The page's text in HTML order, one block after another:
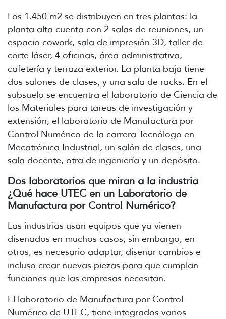
Los 1.450 m2 se distribuyen en tres plantas: la
planta alta cuenta con 2 salas de reuniones, un
espacio cowork, sala de impresión 3D, taller de
corte láser, 4 oficinas, área administrativa,
cafetería y terraza exterior. La planta baja tiene
dos salones de clases, y una sala de racks. En el
subsuelo se encuentra el laboratorio de Ciencia de
los Materiales para tareas de investigación y
extensión, el laboratorio de Manufactura por
Control Numérico de la carrera Tecnólogo en
Mecatrónica Industrial, un salón de clases, una
sala docente, otra de ingeniería y un depósito.
Dos laboratorios que miran a la industria
¿Qué hace UTEC en un Laboratorio de
Manufactura por Control Numérico?
Las industrias usan equipos que ya vienen
diseñados en muchos casos, sin embargo, en
otros, es necesario adaptar, diseñar cambios e
incluso crear nuevas piezas para que cumplan
funciones que las empresas necesitan.
El laboratorio de Manufactura por Control
Numérico de UTEC, tiene integrados varios